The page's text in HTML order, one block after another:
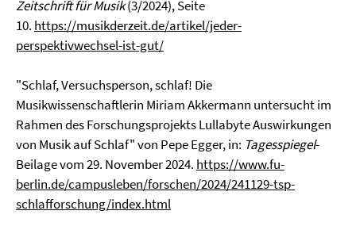
Zeitschrift für Musik(3/2024), Seite
10. https://musikderzeit.de/artikel/jeder-
perspektivwechsel-ist-gut/
"Schlaf, Versuchsperson, schlaf! Die
Musikwissenschaftlerin Miriam Akkermann untersucht im
Rahmen des Forschungsprojekts Lullabyte Auswirkungen
von Musik auf Schlaf" von Pepe Egger, in: Tagesspiegel-
Beilage vom 29. November 2024. https://www.fu-
berlin.de/campusleben/forschen/2024/241129-tsp-
schlafforschung/index.html